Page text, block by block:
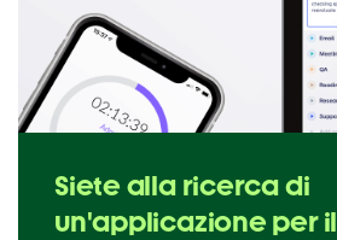
Siete alla ricerca di
un'applicazione per il